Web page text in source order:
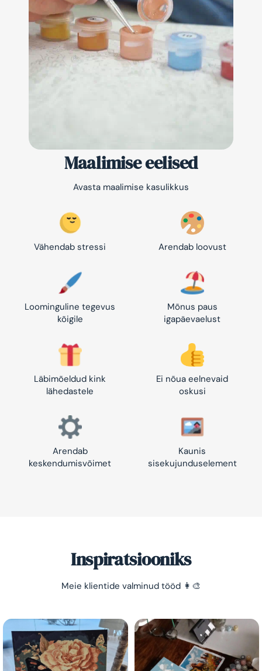
Maalimise eelised
Avasta maalimise kasulikkus
Vähendab stressi Arendab loovust
Loominguline tegevus
kõigile
Mõnus paus
igapäevaelust
Läbimõeldud kink
lähedastele
Ei nõua eelnevaid
oskusi
Arendab
keskendumisvõimet
Kaunis
sisekujunduselement
Inspiratsiooniks
Meie klientide valminud tööd 👩‍🎨